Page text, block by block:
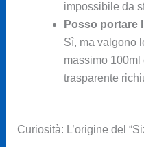
impossibile da
Posso portare
Sì, ma valgono
massimo
trasparente
Curiosità: L’origine del